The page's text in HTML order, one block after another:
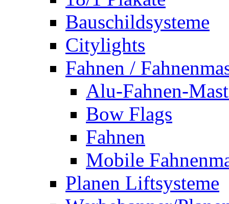
Bauschildsysteme
Citylights
Fahnen /
Alu-Fahnen-
Bow Flags
Fahnen
Mobile
Planen Liftsysteme